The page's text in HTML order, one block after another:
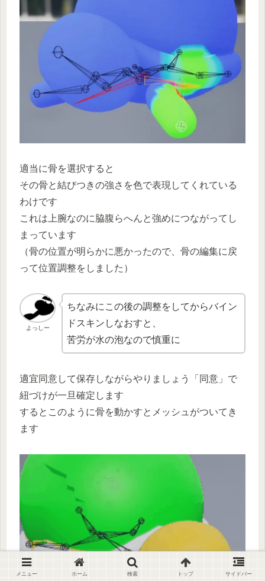
適当に骨を選択すると
その骨と結びつきの強さを色で表現してくれている
わけです
これは上腕なのに脇腹らへんと強めにつながってし
まっています
（骨の位置が明らかに悪かったので、骨の編集に戻
って位置調整をしました）
よっしー
ちなみにこの後の調整をしてからバイン
ドスキンしなおすと、
苦労が水の泡なので慎重に
適宜同意して保存しながらやりましょう「同意」で
紐づけが一旦確定します
するとこのように骨を動かすとメッシュがついてき
ます
メニュー ホーム 検索 トップ サイドバー